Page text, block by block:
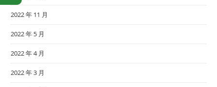
2022 年 11 月
2022 年 5 月
2022 年 4 月
2022 年 3 月